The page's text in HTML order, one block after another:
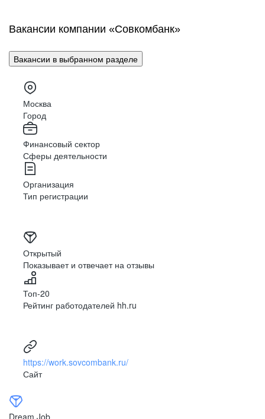
Вакансии компании «Совкомбанк»
Вакансии в выбранном разделе
Москва
Город
Финансовый сектор
Сферы деятельности
Организация
Тип регистрации
Открытый
Показывает и отвечает на отзывы
Топ-20
Рейтинг работодателей hh.ru
https://work.sovcombank.ru/
Сайт